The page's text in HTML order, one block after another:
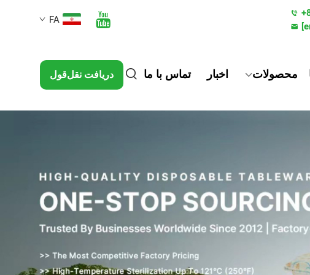
FA
محصولات اخبار تماس با ما دریافت نقل‌قول